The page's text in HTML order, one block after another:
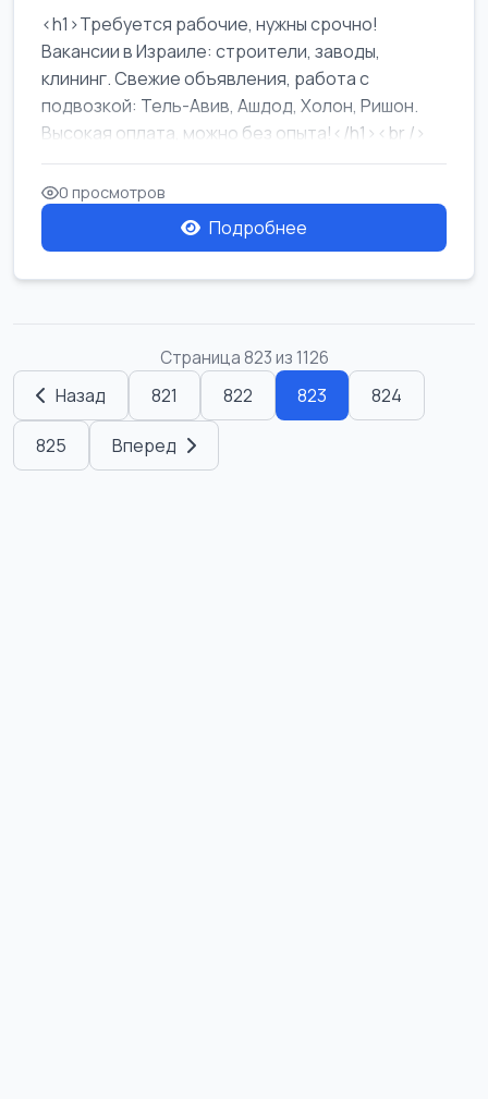
<h1>Требуется рабочие, нужны срочно!
Вакансии в Израиле: строители, заводы,
клининг. Свежие объявления, работа с
подвозкой: Тель-Авив, Ашдод, Холон, Ришон.
Высокая оплата, можно без опыта!</h1><br />
...
0 просмотров
Подробнее
Страница 823 из 1126
Назад 821 822 823 824
825 Вперед